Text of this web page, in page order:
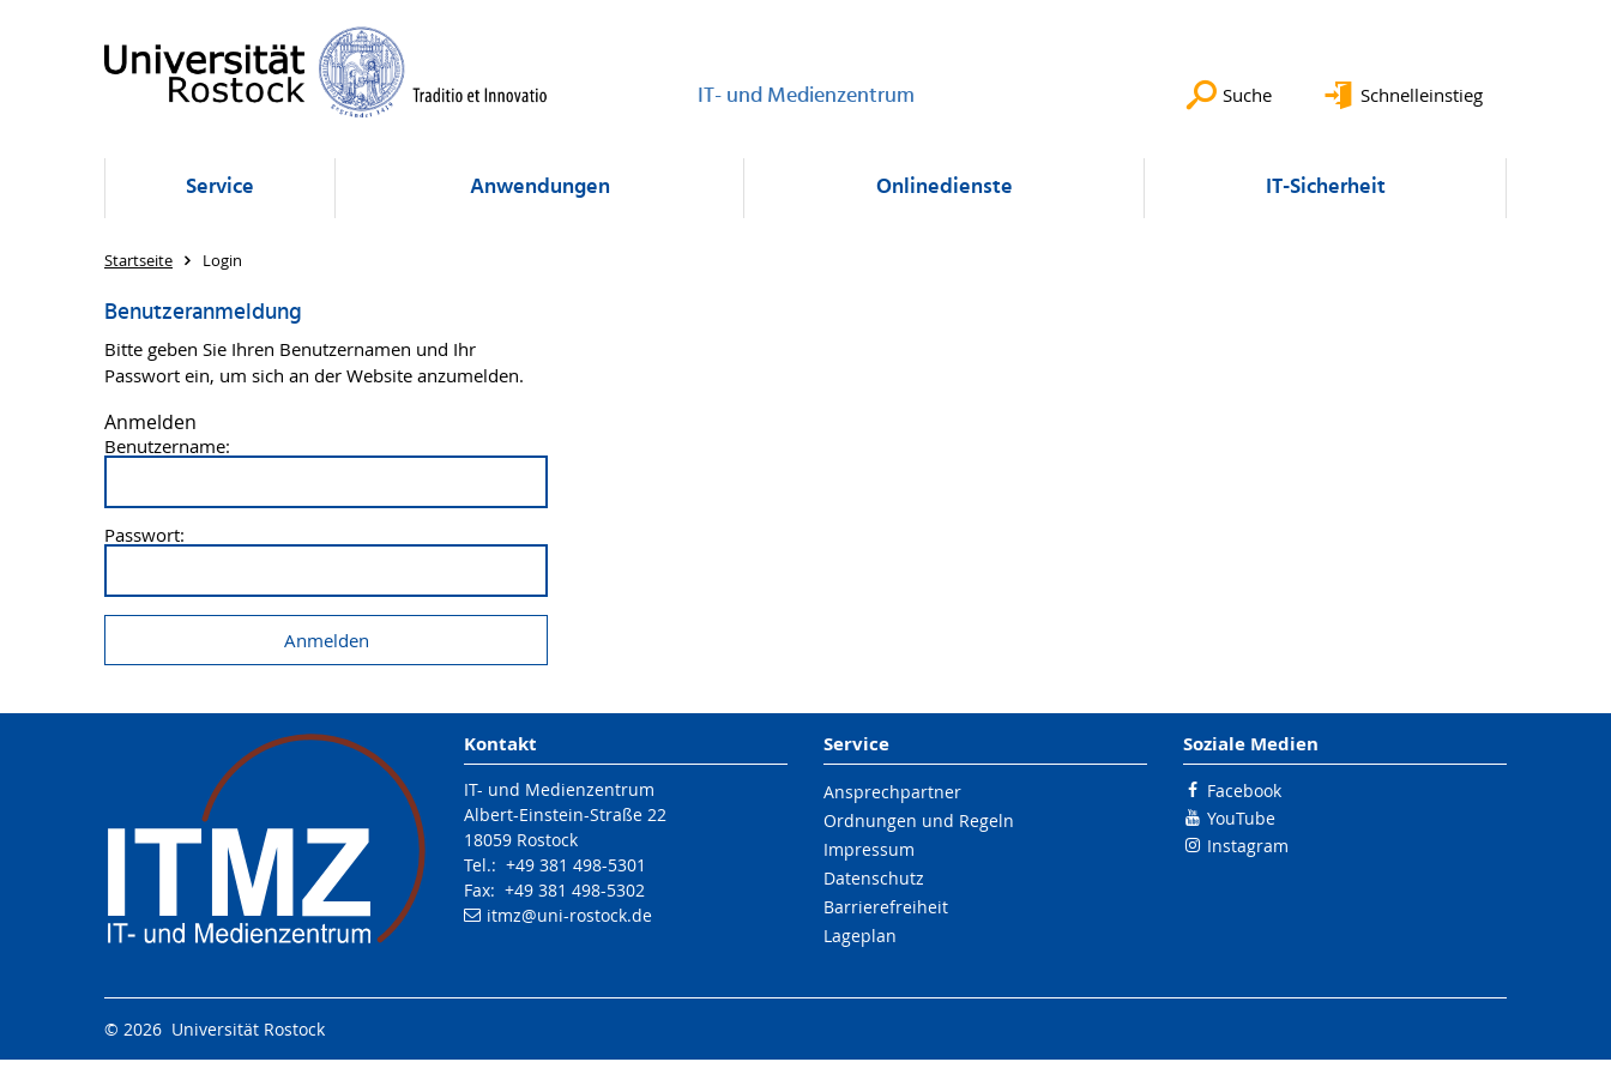
IT- und Medienzentrum Suche Schnelleinstieg
Service Anwendungen Onlinedienste IT-Sicherheit
Startseite Login
Benutzeranmeldung
Bitte geben Sie Ihren Benutzernamen und Ihr
Passwort ein, um sich an der Website anzumelden.
Anmelden
Benutzername:
Passwort:
Kontakt
IT- und Medienzentrum
Albert-Einstein-Straße 22
18059 Rostock
Tel.: +49 381 498-5301
Fax: +49 381 498-5302
itmz@uni-rostock.de
Service
Ansprechpartner
Ordnungen und Regeln
Impressum
Datenschutz
Barrierefreiheit
Lageplan
Soziale Medien
Facebook
YouTube
Instagram
© 2026 Universität Rostock